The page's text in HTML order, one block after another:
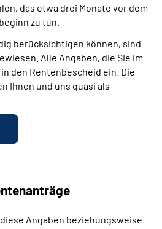
das etwa drei Monate vor dem
zu tun.
berücksichtigen können, sind
Alle Angaben, die Sie im
den Rentenbescheid ein. Die
Ihnen und uns quasi als
Angaben beziehungsweise